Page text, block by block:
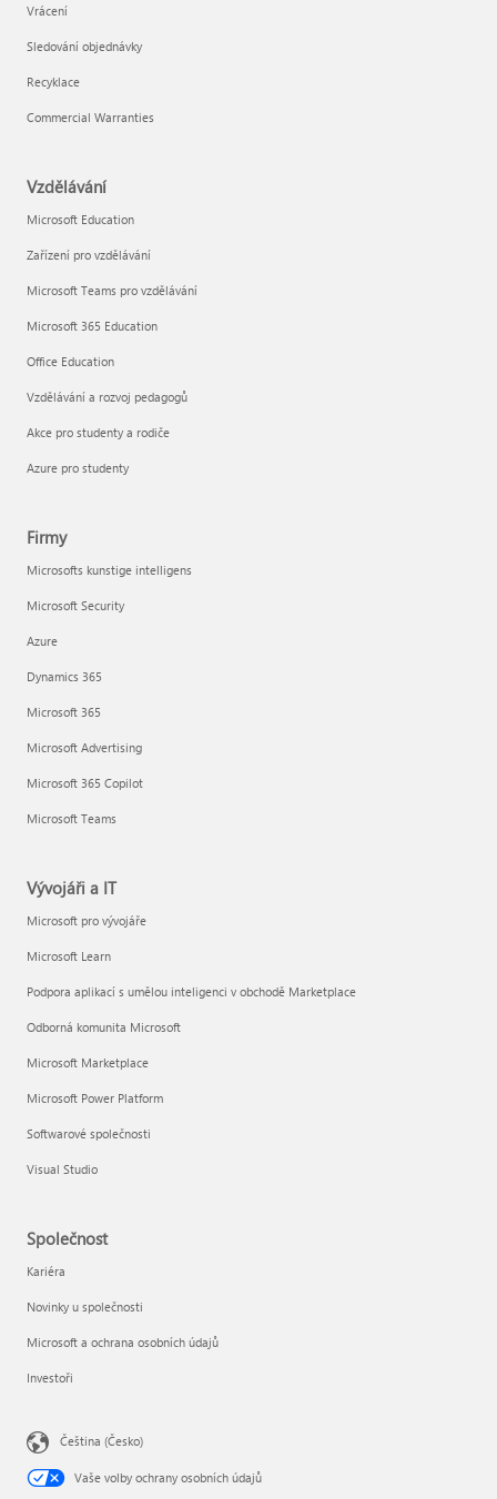
Vrácení
Sledování objednávky
Recyklace
Commercial Warranties
Vzdělávání
Microsoft Education
Zařízení pro vzdělávání
Microsoft Teams pro vzdělávání
Microsoft 365 Education
Office Education
Vzdělávání a rozvoj pedagogů
Akce pro studenty a rodiče
Azure pro studenty
Firmy
Microsofts kunstige intelligens
Microsoft Security
Azure
Dynamics 365
Microsoft 365
Microsoft Advertising
Microsoft 365 Copilot
Microsoft Teams
Vývojáři a IT
Microsoft pro vývojáře
Microsoft Learn
Podpora aplikací s umělou inteligenci v obchodě Marketplace
Odborná komunita Microsoft
Microsoft Marketplace
Microsoft Power Platform
Softwarové společnosti
Visual Studio
Společnost
Kariéra
Novinky u společnosti
Microsoft a ochrana osobních údajů
Investoři
Čeština (Česko)
Vaše volby ochrany osobních údajů